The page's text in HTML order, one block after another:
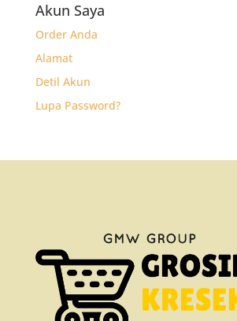
Akun Saya
Order Anda
Alamat
Detil Akun
Lupa Password?